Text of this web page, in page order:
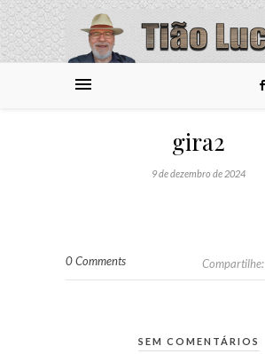
gira2
9 de dezembro de 2024
0 Comments Compartilhe:
SEM COMENTÁRIOS